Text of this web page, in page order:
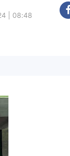
| 08:48